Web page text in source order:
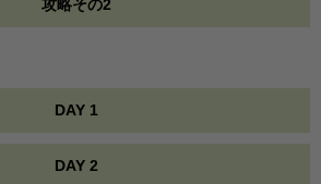
攻略その2
DAY 1
DAY 2